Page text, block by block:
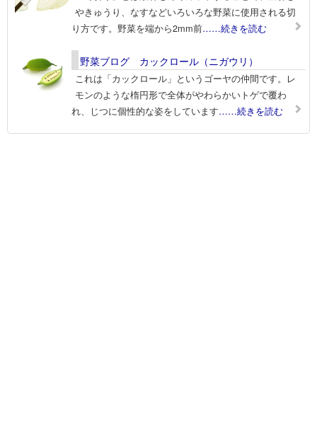
やきゅうり、なすなどいろいろな野菜に使用される切
り方です。野菜を端から2mm前……続きを読む
野菜ブログ カックロール（ニガウリ）
これは「カックロール」というゴーヤの仲間です。レ
モンのような楕円形で全体がやわらかいトゲで覆わ
れ、じつに個性的な姿をしています……続きを読む